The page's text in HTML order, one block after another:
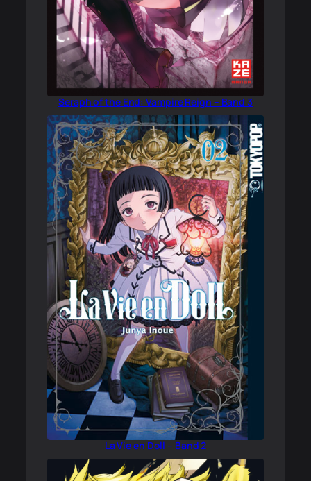
Seraph of the End: Vampire Reign – Band 3
La Vie en Doll – Band 2